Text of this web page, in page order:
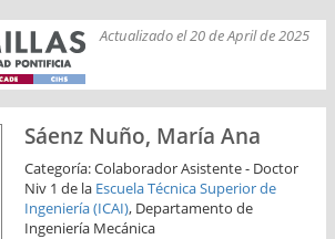
Actualizado el 20 de April de 2025
Sáenz Nuño, María Ana
Categoría: Colaborador Asistente - Doctor
Niv 1 de la Escuela Técnica Superior de
Ingeniería (ICAI), Departamento de
Ingeniería Mecánica